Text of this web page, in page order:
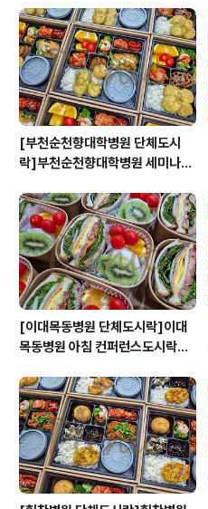
닉>
[부천순천향대학병원 단체도시
락]부천순천향대학병원 세미나도
시락케이터링:원스피크닉>
[이대목동병원 단체도시락]이대
목동병원 아침 컨퍼런스도시락<
이터링:원스피크닉>